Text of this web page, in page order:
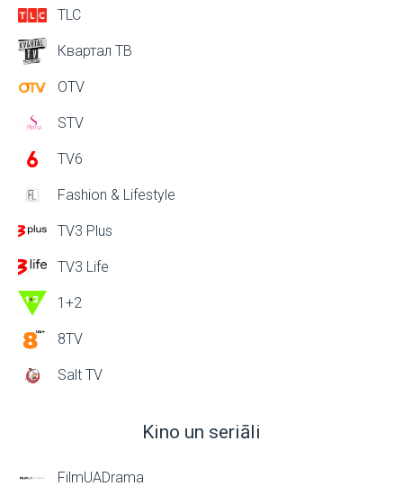
TLC
Квартал ТВ
OTV
STV
TV6
Fashion & Lifestyle
TV3 Plus
TV3 Life
1+2
8TV
Salt TV
Kino un seriāli
FilmUADrama